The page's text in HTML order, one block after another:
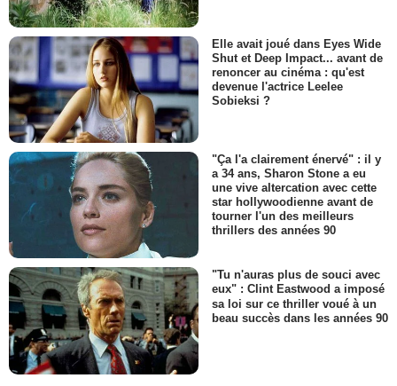
Elle avait joué dans Eyes Wide
Shut et Deep Impact... avant de
renoncer au cinéma : qu'est
devenue l'actrice Leelee
Sobieksi ?
"Ça l'a clairement énervé" : il y
a 34 ans, Sharon Stone a eu
une vive altercation avec cette
star hollywoodienne avant de
tourner l'un des meilleurs
thrillers des années 90
"Tu n'auras plus de souci avec
eux" : Clint Eastwood a imposé
sa loi sur ce thriller voué à un
beau succès dans les années 90